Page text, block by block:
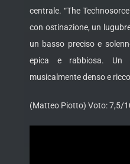
centrale. “The
con ostinazione, un
un basso preciso e
epica e rabbiosa. Un
musicalmente denso e
(Matteo Piotto) Voto: 7,5/